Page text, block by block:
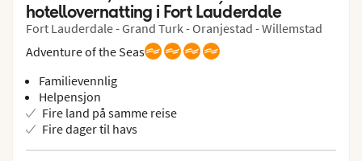
hotellovernatting i Fort Lauderdale
Fort Lauderdale - Grand Turk - Oranjestad - Willemstad
Adventure of the Seas
Familievennlig
Helpensjon
Fire land på samme reise
Fire dager til havs